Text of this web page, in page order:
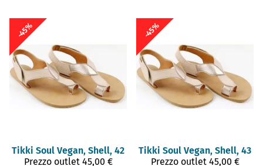
-45%
Tikki Soul Vegan, Shell, 42
Prezzo outlet45,00 €
-45%
Tikki Soul Vegan, Shell, 43
Prezzo outlet45,00 €